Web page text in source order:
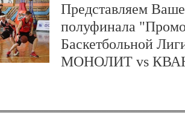
Представляем
полуфинала
Баскетбольной
МОНОЛИТ vs